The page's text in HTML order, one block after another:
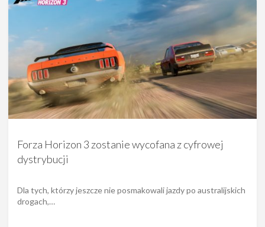
Forza Horizon 3 zostanie wycofana z cyfrowej
dystrybucji
Dla tych, którzy jeszcze nie posmakowali jazdy po australijskich
drogach,…